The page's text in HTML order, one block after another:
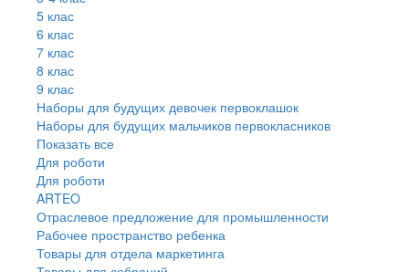
5 клас
6 клас
7 клас
8 клас
9 клас
Наборы для будущих девочек первоклашок
Наборы для будущих мальчиков первокласников
Показать все
Для роботи
Для роботи
ARTEO
Отраслевое предложение для промышленности
Рабочее пространство ребенка
Товары для отдела маркетинга